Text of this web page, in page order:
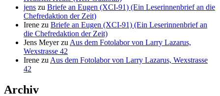
jens zu Briefe an Eugen (XCI-91) (Ein Leserinnenbrief an die
Chefredaktion der Zeit)
Irene zu Briefe an Eugen (XCI-91) (Ein Leserinnenbrief an
die Chefredaktion der Zeit)
Jens MeyerzuAus dem Fotolabor von Larry Lazarus,
Wexstrasse 42
Irene zuAus dem Fotolabor von Larry Lazarus, Wexstrasse
42
Archiv